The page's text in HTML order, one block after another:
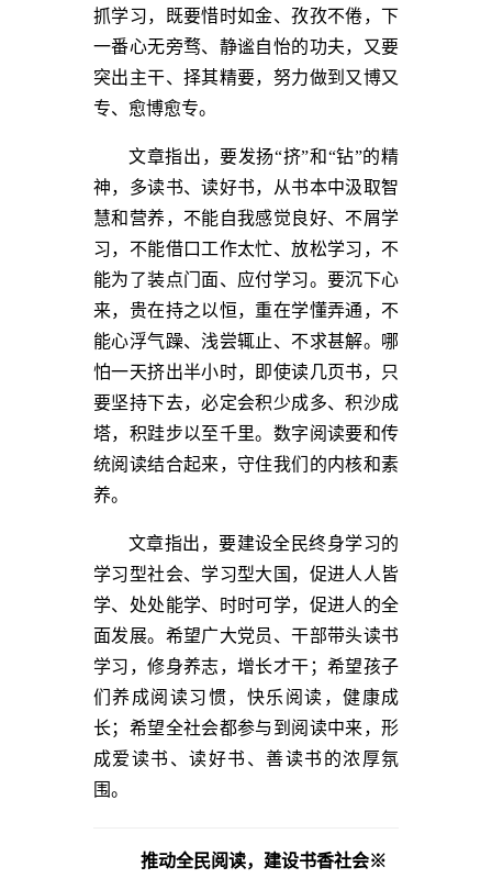
抓学习，既要惜时如金、孜孜不倦，下
一番心无旁骛、静谧自怡的功夫，又要
突出主干、择其精要，努力做到又博又
专、愈博愈专。
文章指出，要发扬“挤”和“钻”的精
神，多读书、读好书，从书本中汲取智
慧和营养，不能自我感觉良好、不屑学
习，不能借口工作太忙、放松学习，不
能为了装点门面、应付学习。要沉下心
来，贵在持之以恒，重在学懂弄通，不
能心浮气躁、浅尝辄止、不求甚解。哪
怕一天挤出半小时，即使读几页书，只
要坚持下去，必定会积少成多、积沙成
塔，积跬步以至千里。数字阅读要和传
统阅读结合起来，守住我们的内核和素
养。
文章指出，要建设全民终身学习的
学习型社会、学习型大国，促进人人皆
学、处处能学、时时可学，促进人的全
面发展。希望广大党员、干部带头读书
学习，修身养志，增长才干；希望孩子
们养成阅读习惯，快乐阅读，健康成
长；希望全社会都参与到阅读中来，形
成爱读书、读好书、善读书的浓厚氛
围。
推动全民阅读，建设书香社会※